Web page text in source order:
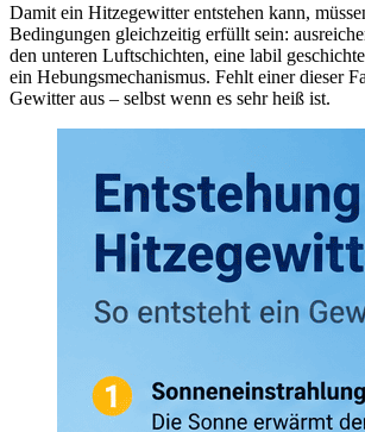
Damit ein Hitzegewitter entstehen kann,
Bedingungen gleichzeitig erfüllt sein:
den unteren Luftschichten, eine labil
ein Hebungsmechanismus. Fehlt einer dieser
Gewitter aus – selbst wenn es sehr heiß ist.